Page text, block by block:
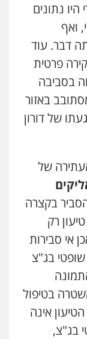
נתונים
ואף
דבר. עוד
פרטית
בסביבה
באזור
של דורון
של
בקצרה
רק
אי סבירות
בג"צ
בטיפול
אינה
בג"צ,
דין
שירותים
מקצועיים
ושיקום
חילוטים